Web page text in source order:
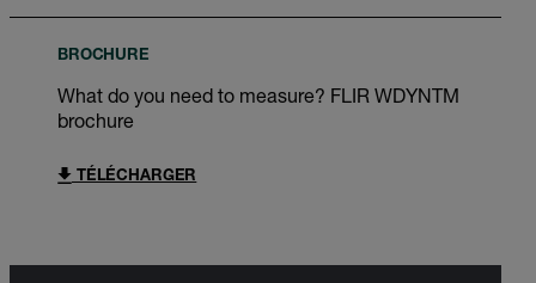
BROCHURE
What do you need to measure? FLIR WDYNTM
brochure
TÉLÉCHARGER